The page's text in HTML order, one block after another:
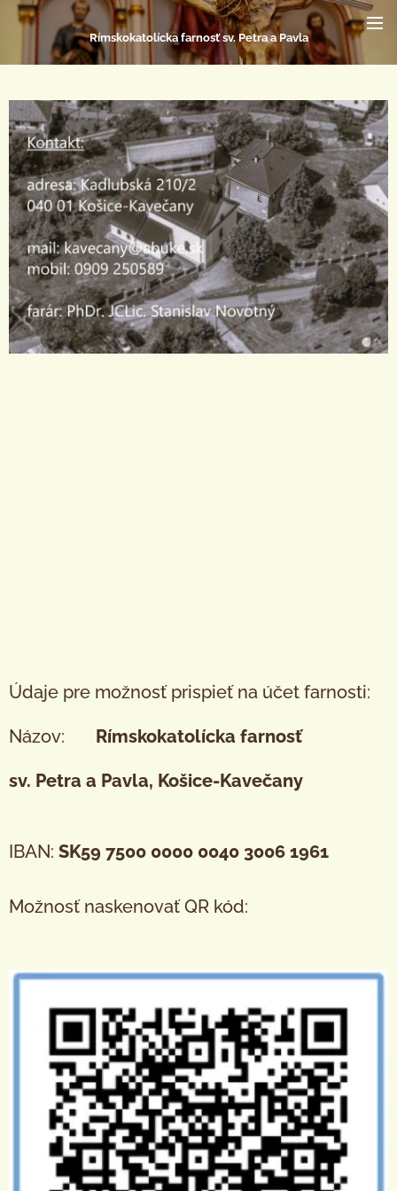
Rímskokatolícka farnosť sv. Petra a Pavla
Údaje pre možnosť prispieť na účet farnosti:
Názov: Rímskokatolícka farnosť
sv. Petra a Pavla, Košice-Kavečany
IBAN: SK59 7500 0000 0040 3006 1961
Možnosť naskenovať QR kód: